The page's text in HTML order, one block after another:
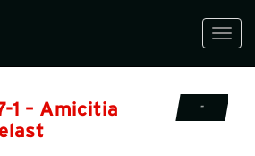
1 – Amicitia
-